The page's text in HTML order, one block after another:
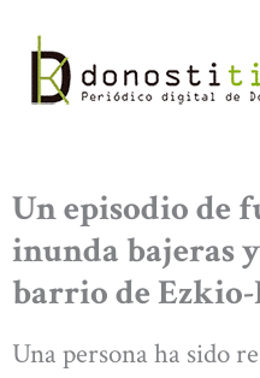
contenido
Un episodio de
inunda bajeras
barrio de Ezkio-
Una persona ha sido